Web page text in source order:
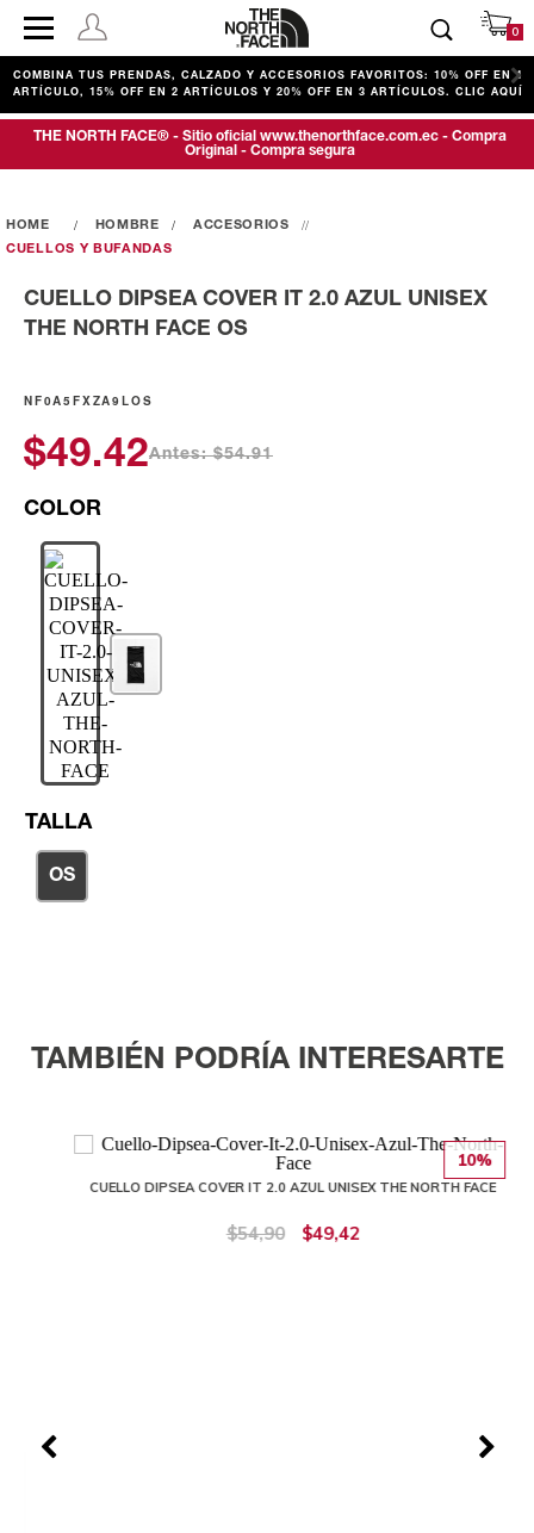
0
COMBINA TUS PRENDAS, CALZADO Y ACCESORIOS FAVORITOS: 10% OFF EN 1
ARTÍCULO, 15% OFF EN 2 ARTÍCULOS Y 20% OFF EN 3 ARTÍCULOS. CLIC AQUÍ
THE NORTH FACE® - Sitio oficial www.thenorthface.com.ec - Compra
Original - Compra segura
HOMBRE
ACCESORIOS
CUELLOS Y BUFANDAS
CUELLO DIPSEA COVER IT 2.0 AZUL UNISEX
THE NORTH FACE OS
NF0A5FXZA9LOS
$49.42Antes: $54.91
TALLA
OS
TAMBIÉN PODRÍA INTERESARTE
10%
CUELLO DIPSEA COVER IT 2.0 AZUL UNISEX THE NORTH FACE
$54,90 $49,42